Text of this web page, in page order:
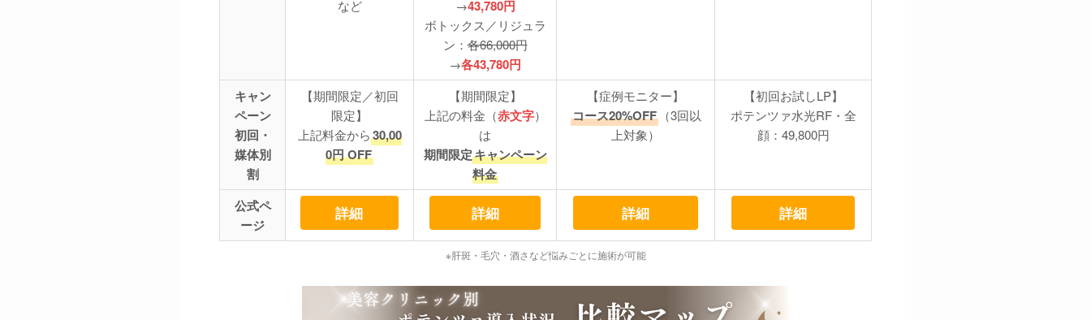
など
→43,780円
ボトックス／リジュラ
ン：各66,000円
→各43,780円
キャン
ペーン
初回・
媒体別
割
【期間限定／初回
限定】
上記料金から30,00
0円OFF
【期間限定】
上記の料金（赤文字）
は
期間限定キャンペーン
料金
【症例モニター】
コース20%OFF（3回以
上対象）
【初回お試しLP】
ポテンツァ水光RF・全
顔：49,800円
公式ペ
ージ
詳細 詳細 詳細 詳細
※肝斑・毛穴・酒さなど悩みごとに施術が可能